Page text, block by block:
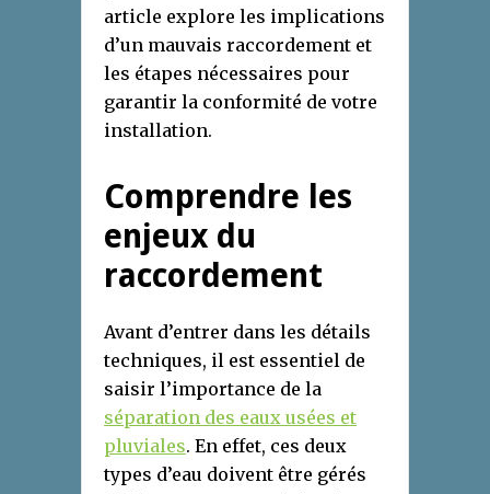
article explore les implications
d’un mauvais raccordement et
les étapes nécessaires pour
garantir la conformité de votre
installation.
Comprendre les
enjeux du
raccordement
Avant d’entrer dans les détails
techniques, il est essentiel de
saisir l’importance de la
séparation des eaux usées et
pluviales. En effet, ces deux
types d’eau doivent être gérés